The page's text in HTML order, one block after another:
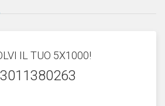
IL TUO 5X1000!